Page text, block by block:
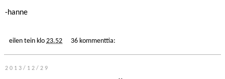
-hanne
eilen tein klo 23.52 36 kommenttia:
2013/12/29